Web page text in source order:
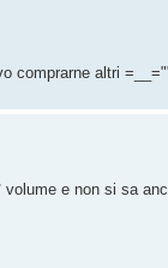
comprarne altri
volume e non si sa